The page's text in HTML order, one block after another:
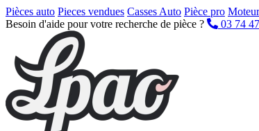
Pièces auto Pieces vendues Casses Auto Pièce pro
Besoin d'aide pour votre recherche de pièce ?
03 74